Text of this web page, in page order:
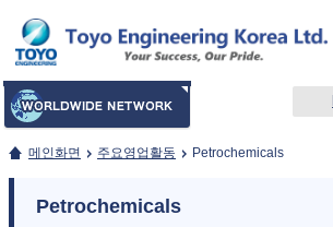
메인화면 주요영업활동 Petrochemicals
Petrochemicals